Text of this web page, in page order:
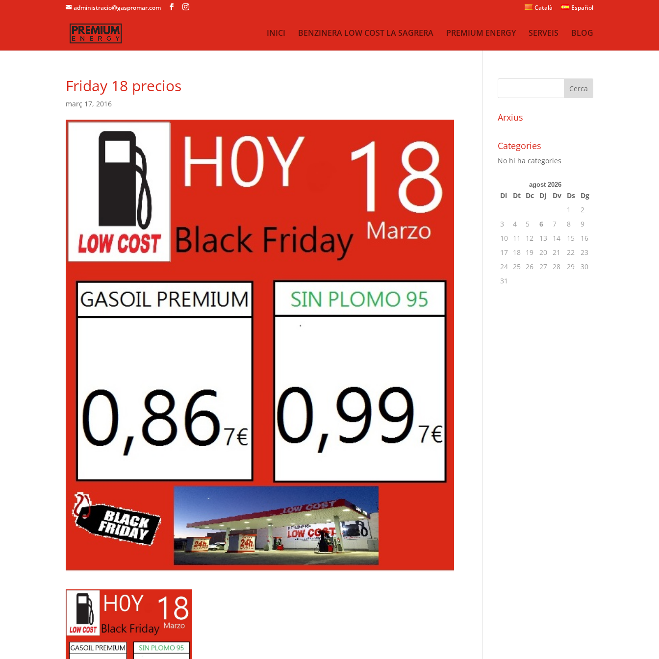
administracio@gaspromar.com Català Español
INICI BENZINERA LOW COST LA SAGRERA PREMIUM ENERGY SERVEIS BLOG
Friday 18 precios
març 17, 2016
Arxius
Categories
No hi ha categories
agost 2026
Dl Dt Dc Dj Dv Ds
Dg
1
2
3
4 5 6 7 8
9
10 11 12 13 14 15
16
17 18 19 20 21 22
23
24 25 26 27 28 29
30
31